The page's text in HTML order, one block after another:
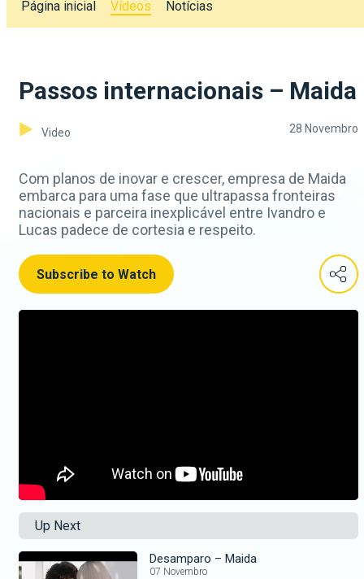
Página inicial Vídeos Notícias
Passos internacionais – Maida
Video 28 Novembro
Com planos de inovar e crescer, empresa de Maida
embarca para uma fase que ultrapassa fronteiras
nacionais e parceira inexplicável entre Ivandro e
Lucas padece de cortesia e respeito.
Subscribe to Watch
Up Next
Desamparo – Maida
07 Novembro